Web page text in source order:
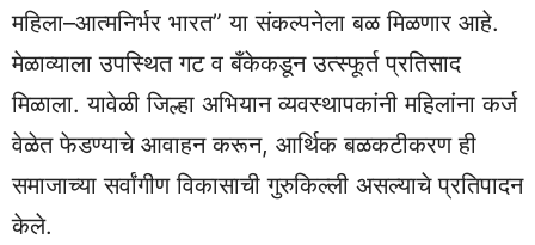
महिला–आत्मनिर्भर भारत” या संकल्पनेला बळ मिळणार आहे.
मेळाव्याला उपस्थित गट व बँकेकडून उत्स्फूर्त प्रतिसाद
मिळाला. यावेळी जिल्हा अभियान व्यवस्थापकांनी महिलांना कर्ज
वेळेत फेडण्याचे आवाहन करून, आर्थिक बळकटीकरण ही
समाजाच्या सर्वांगीण विकासाची गुरुकिल्ली असल्याचे प्रतिपादन
केले.